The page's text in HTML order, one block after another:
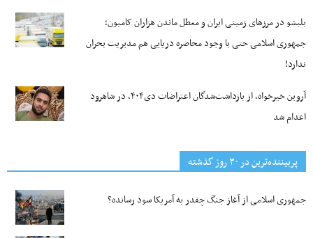
بلبشو در مرزهای زمینی ایران و معطل ماندن هزاران کامیون؛
جمهوری اسلامی حتی با وجود محاصره دریایی هم مدیریت بحران
ندارد!
آروین خیرخواه، از بازداشت‌شدگان اعتراضات دی۴۰۴، در شاهرود
اعدام شد
پربیننده‌ترین‌ در ۳۰ روز گذشته
جمهوری اسلامی از آغاز جنگ چقدر به آمریکا سود رسانده؟